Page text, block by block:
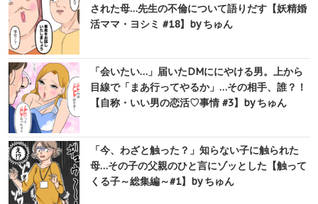
された母…先生の不倫について語りだす【妖精婚
活ママ・ヨシミ #18】by ちゅん
「会いたい…」届いたDMににやける男。上から
目線で「まあ行ってやるか」…その相手、誰？！
【自称・いい男の恋活♡事情 #3】by ちゅん
「今、わざと触った？」知らない子に触られた
母…その子の父親のひと言にゾッとした【触って
くる子～総集編～#1】by ちゅん